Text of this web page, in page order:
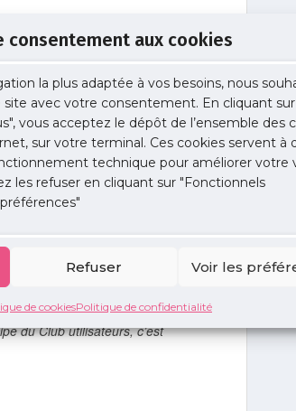
consentement aux cookies
la plus adaptée à vos besoins, nous
site avec votre consentement. En cliquant
vous acceptez le dépôt de l’ensemble des
sur votre terminal. Ces cookies servent à
technique pour améliorer votre
les refuser en cliquant sur "Fonctionnels
Refuser Voir les
de cookiesPolitique de confidentialité
Pratiques libérales
devenue centrale dans nos
très perfectibles et nous avons
du Club utilisateurs, c’est